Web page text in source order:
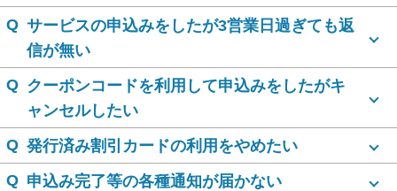
Q サービスの申込みをしたが3営業日過ぎても返
信が無い
Q クーポンコードを利用して申込みをしたがキ
ャンセルしたい
Q 発行済み割引カードの利用をやめたい
Q 申込み完了等の各種通知が届かない